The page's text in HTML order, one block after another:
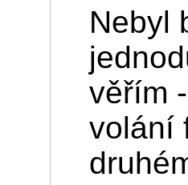
Nebyl
věřím
volání